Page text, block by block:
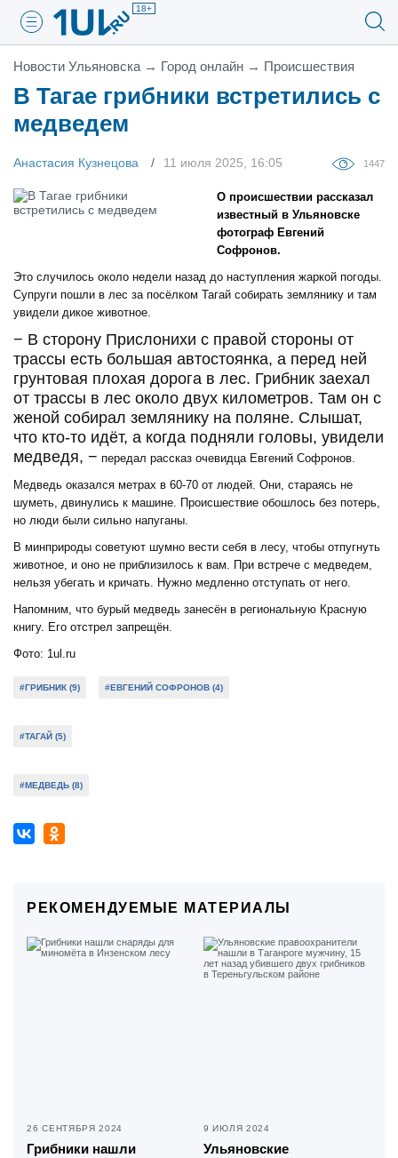
18+
Новости Ульяновска → Город онлайн → Проиcшествия
В Тагае грибники встретились с
медведем
Анастасия Кузнецова 11 июля 2025, 16:05 1447
О происшествии рассказал
известный в Ульяновске
фотограф Евгений
Софронов.
Это случилось около недели назад до наступления жаркой погоды.
Супруги пошли в лес за посёлком Тагай собирать землянику и там
увидели дикое животное.
− В сторону Прислонихи с правой стороны от
трассы есть большая автостоянка, а перед ней
грунтовая плохая дорога в лес. Грибник заехал
от трассы в лес около двух километров. Там он с
женой собирал землянику на поляне. Слышат,
что кто-то идёт, а когда подняли головы, увидели
медведя, − передал рассказ очевидца Евгений Софронов.
Медведь оказался метрах в 60-70 от людей. Они, стараясь не
шуметь, двинулись к машине. Происшествие обошлось без потерь,
но люди были сильно напуганы.
В минприроды советуют шумно вести себя в лесу, чтобы отпугнуть
животное, и оно не приблизилось к вам. При встрече с медведем,
нельзя убегать и кричать. Нужно медленно отступать от него.
Напомним, что бурый медведь занесён в региональную Красную
книгу. Его отстрел запрещён.
Фото: 1ul.ru
#ГРИБНИК (9) #ЕВГЕНИЙ СОФРОНОВ (4)
#ТАГАЙ (5)
#МЕДВЕДЬ (8)
РЕКОМЕНДУЕМЫЕ МАТЕРИАЛЫ
26 СЕНТЯБРЯ 2024
Грибники нашли
9 ИЮЛЯ 2024
Ульяновские